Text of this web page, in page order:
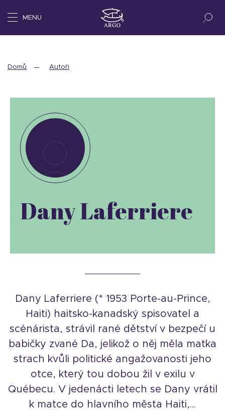
MENU
Domů Autoři
Dany Laferriere
Dany Laferriere (* 1953 Porte-au-Prince,
Haiti) haitsko-kanadský spisovatel a
scénárista, strávil rané dětství v bezpečí u
babičky zvané Da, jelikož o něj měla matka
strach kvůli politické angažovanosti jeho
otce, který tou dobou žil v exilu v
Québecu. V jedenácti letech se Dany vrátil
k matce do hlavního města Haiti,...